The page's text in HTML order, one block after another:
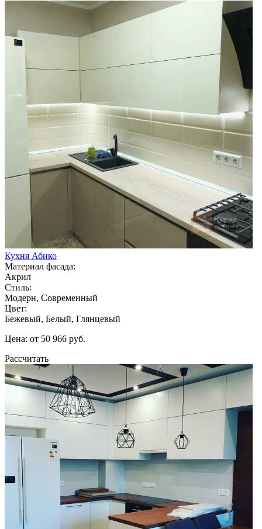
Кухня Абико
Материал фасада:
Акрил
Стиль:
Модерн, Современный
Цвет:
Бежевый, Белый, Глянцевый
Цена: от 50 966 руб.
Рассчитать